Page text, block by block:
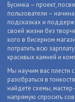
Бусинка – проект,
пользователи –
подсказках и
своей жизни без
кого в бисерном
потратить всю
красивых камней и
Мы научим вас плести
разобраться в
найдете схемы,
напрямую спросить